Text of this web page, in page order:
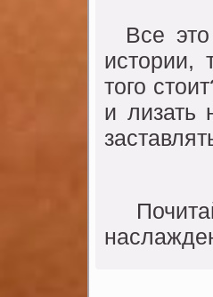
Все это
истории,
того
и лизать